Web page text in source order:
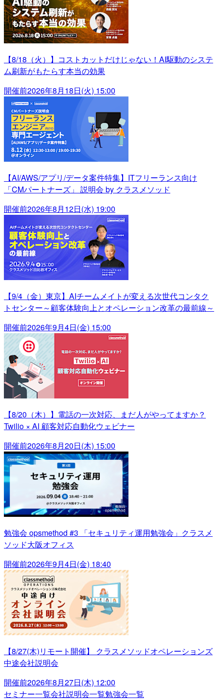
【8/18（火）】コストカットだけじゃない！AI駆動のシステ
ム刷新がもたらす本当の効果
開催前2026年8月18日(火) 15:00
【AI/AWS/アプリ/データ案件特集】ITフリーランス向け
「CMパートナーズ」 説明会 by クラスメソッド
開催前2026年8月12日(水) 19:00
【9/4（金）東京】AIチームメイトが変える次世代コンタク
トセンター～顧客体験向上とオペレーション改革の最前線～
開催前2026年9月4日(金) 15:00
【8/20（木）】電話の一次対応、まだ人がやってますか？
Twilio × AI 顧客対応自動化ウェビナー
開催前2026年8月20日(木) 15:00
勉強会 opsmethod #3 「セキュリティ運用勉強会」クラスメ
ソッド大阪オフィス
開催前2026年9月4日(金) 18:40
【8/27(木)リモート開催】 クラスメソッドオペレーションズ
中途会社説明会
開催前2026年8月27日(木) 12:00
セミナー一覧会社説明会一覧勉強会一覧